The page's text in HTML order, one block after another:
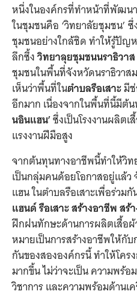
หนึ่งในองค์กรที่ทำหน้าที่พัฒน
ในชุมชนคือ ‘วิทยาลัยชุมชน’
ชุมชนอย่างใกล้ชิด ทำให้รู้ปัญ
ลึกซึ้งวิทยาลุยชุมชนนราธิวาส
ชุมชนในพื้นที่จังหวัดนราธิวาสม
เห็นว่าพื้นที่ในตำบลรือเสาะมี
อีกมาก เนื่องจากในพื้นที่นี้มีต้
นอินแฮน’ซึ่งเป็นโรงงานผลิต
แรงงานฝีมือสูง
จากต้นทุนทางอาชีพนี้ทำให้วิ
เป็นกลุ่มคนด้อยโอกาสอยู่แล้ว
แฮน ในตำบลรือเสาะเพื่อร่วม
แฮนด์ รือเสาะ สร้างอาชีพ สร้
ฝึกฝนทักษะด้านการผลิตเสื้อ
หมายเป็นการสร้างอาชีพให้กั
กันของสององค์กรนี้ ทำให้โค
มากขึ้น ไม่ว่าจะเป็น ความพร้
วิชาการ และความพร้อมด้านเ